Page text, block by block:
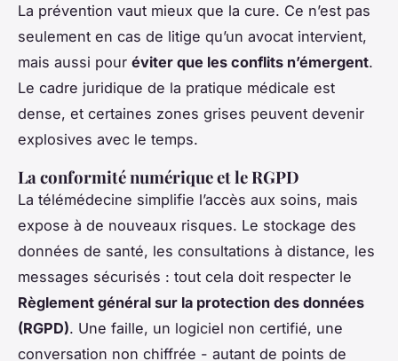
La prévention vaut mieux que la cure. Ce n’est pas
seulement en cas de litige qu’un avocat intervient,
mais aussi pour éviter que les conflits n’émergent.
Le cadre juridique de la pratique médicale est
dense, et certaines zones grises peuvent devenir
explosives avec le temps.
La conformité numérique et le RGPD
La télémédecine simplifie l’accès aux soins, mais
expose à de nouveaux risques. Le stockage des
données de santé, les consultations à distance, les
messages sécurisés : tout cela doit respecter le
Règlement général sur la protection des données
(RGPD). Une faille, un logiciel non certifié, une
conversation non chiffrée - autant de points de